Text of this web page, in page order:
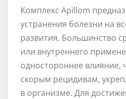
Комплекс Apillom
устранения болезни на
развития. Большинство
или внутреннего
одностороннее влияние,
скорым рецидивам,
в организме. Для